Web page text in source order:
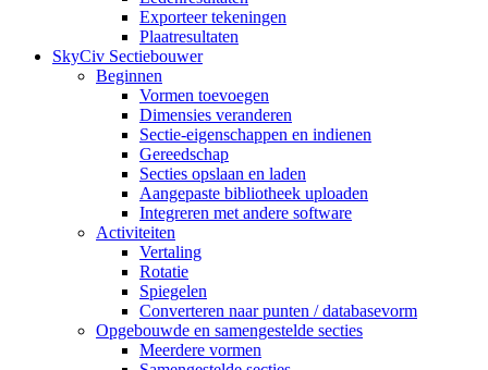
Exporteer tekeningen
Plaatresultaten
SkyCiv Sectiebouwer
Beginnen
Vormen toevoegen
Dimensies veranderen
Sectie-eigenschappen en indienen
Gereedschap
Secties opslaan en laden
Aangepaste bibliotheek uploaden
Integreren met andere software
Activiteiten
Vertaling
Rotatie
Spiegelen
Converteren naar punten / databasevorm
Opgebouwde en samengestelde secties
Meerdere vormen